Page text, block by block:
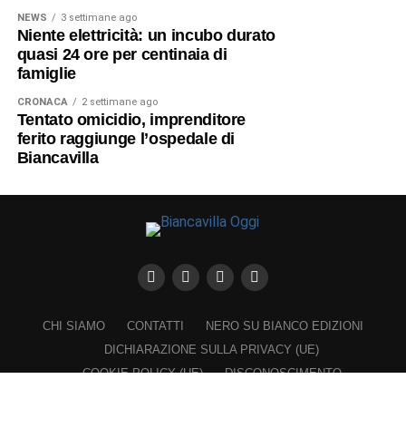
NEWS 3 settimane ago
Niente elettricità: un incubo durato
quasi 24 ore per centinaia di
famiglie
CRONACA 2 settimane ago
Tentato omicidio, imprenditore
ferito raggiunge l’ospedale di
Biancavilla
CHI SIAMO CONTATTI
NERO SU BIANCO EDIZIONI
DICHIARAZIONE SULLA PRIVACY (UE)
COOKIE POLICY (UE)
DISCONOSCIMENTO